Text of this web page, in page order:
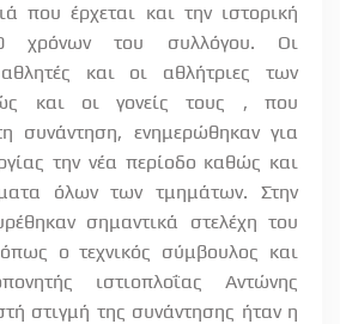
που έρχεται και την ιστορική
χρόνων του συλλόγου. Οι
και οι αθλήτριες των
και οι γονείς τους , που
συνάντηση, ενημερώθηκαν για
την νέα περίοδο καθώς και
όλων των τμημάτων. Στην
σημαντικά στελέχη του
ο τεχνικός σύμβουλος και
ιστιοπλοΐας
Αντώνης
στιγμή της συνάντησης ήταν η